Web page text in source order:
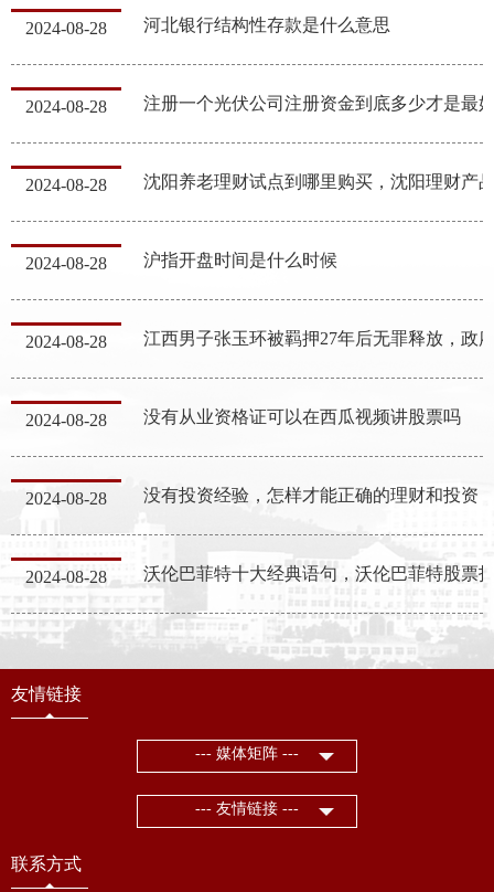
2024-08-28 河北银行结构性存款是什么意思
2024-08-28
2024-08-28 沈阳养老理财试点到哪里购买，沈阳理财产
2024-08-28 沪指开盘时间是什么时候
2024-08-28
2024-08-28 没有从业资格证可以在西瓜视频讲股票吗
2024-08-28 没有投资经验，怎样才能正确的理财和投资
2024-08-28 沃伦巴菲特十大经典语句，沃伦巴菲特股票
友情链接
--- 媒体矩阵 ---
--- 友情链接 ---
联系方式